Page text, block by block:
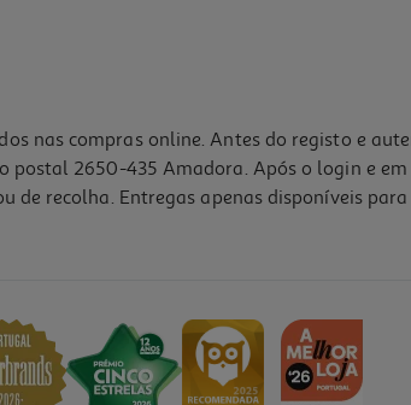
nas compras online. Antes do registo e
postal 2650-435 Amadora. Após o login e
de recolha. Entregas apenas disponíveis